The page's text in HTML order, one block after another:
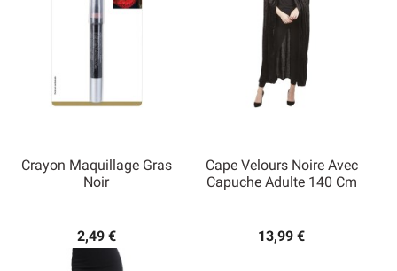
Crayon Maquillage Gras
Noir
2,49 €
Cape Velours Noire Avec
Capuche Adulte 140 Cm
13,99 €